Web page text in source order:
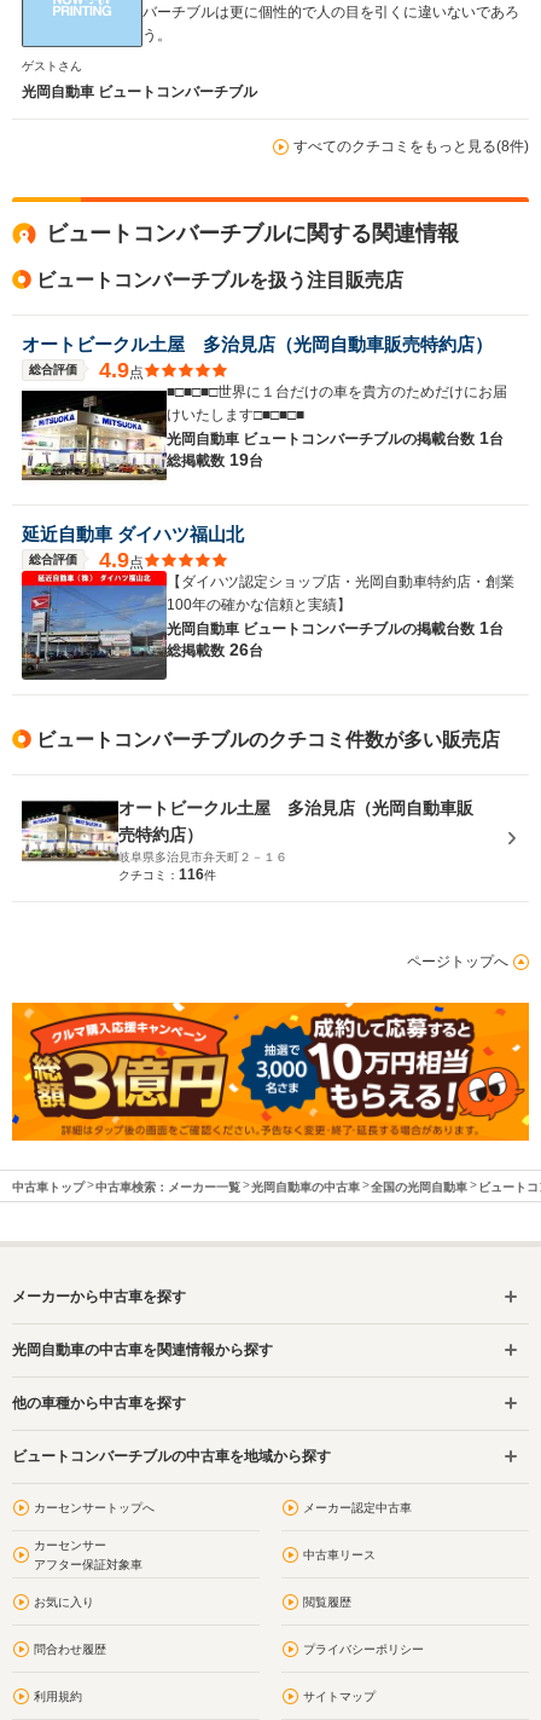
バーチブルは更に個性的で人の目を引くに違いないであろ
う。
ゲストさん
光岡自動車 ビュートコンバーチブル
すべてのクチコミをもっと見る(8件)
ビュートコンバーチブルに関する関連情報
ビュートコンバーチブルを扱う注目販売店
オートビークル土屋 多治見店（光岡自動車販売特約店）
総合評価 4.9点
■□■□■□世界に１台だけの車を貴方のためだけにお届
けいたします□■□■□■
光岡自動車 ビュートコンバーチブルの掲載台数 1台
総掲載数 19台
延近自動車 ダイハツ福山北
総合評価 4.9点
【ダイハツ認定ショップ店・光岡自動車特約店・創業
100年の確かな信頼と実績】
光岡自動車 ビュートコンバーチブルの掲載台数 1台
総掲載数 26台
ビュートコンバーチブルのクチコミ件数が多い販売店
オートビークル土屋 多治見店（光岡自動車販
売特約店）
岐阜県多治見市弁天町２－１６
クチコミ： 116件
ページトップへ
中古車トップ 中古車検索：メーカー一覧 光岡自動車の中古車 全国の光岡自動車 ビュート
メーカーから中古車を探す
光岡自動車の中古車を関連情報から探す
他の車種から中古車を探す
ビュートコンバーチブルの中古車を地域から探す
カーセンサートップへ メーカー認定中古車
カーセンサー
アフター保証対象車
中古車リース
お気に入り 閲覧履歴
問合わせ履歴 プライバシーポリシー
利用規約 サイトマップ